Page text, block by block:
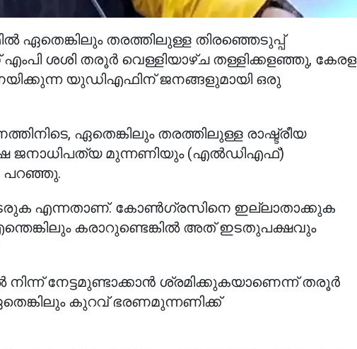
ഏതെങ്കിലും തരത്തിലുള്ള തിരഞ്ഞെടുപ്പ്
ശശി തരൂർ വെള്ളിയാഴ്ച തള്ളിക്കളഞ്ഞു, കേരള
യുഡിഎഫിന് ജനങ്ങളുമായി ഒരു
ഏതെങ്കിലും തരത്തിലുള്ള രാഷ്ട്രീയ
ജനാധിപത്യ മുന്നണിയും (എൽഡിഎഫ്)
പറഞ്ഞു.
എന്നതാണ്. കോൺഗ്രസിനെ ഇല്ലാതാക്കുക
കരാറുണ്ടെങ്കിൽ അത് ഇടതുപക്ഷവും
നേട്ടമുണ്ടാക്കാൻ ശ്രമിക്കുകയാണെന്ന് തരൂർ
കുറവ് ഭരണമുന്നണിക്ക്